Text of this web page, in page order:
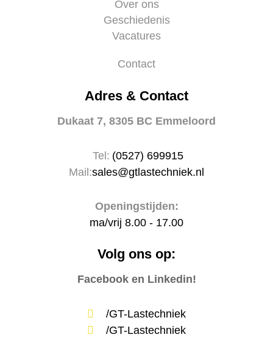
Over ons
Geschiedenis
Vacatures
Contact
Adres & Contact
Dukaat 7, 8305 BC Emmeloord
Tel: (0527) 699915
Mail:sales@gtlastechniek.nl
Openingstijden:
ma/vrij 8.00 - 17.00
Volg ons op:
Facebook en Linkedin!
/GT-Lastechniek
/GT-Lastechniek